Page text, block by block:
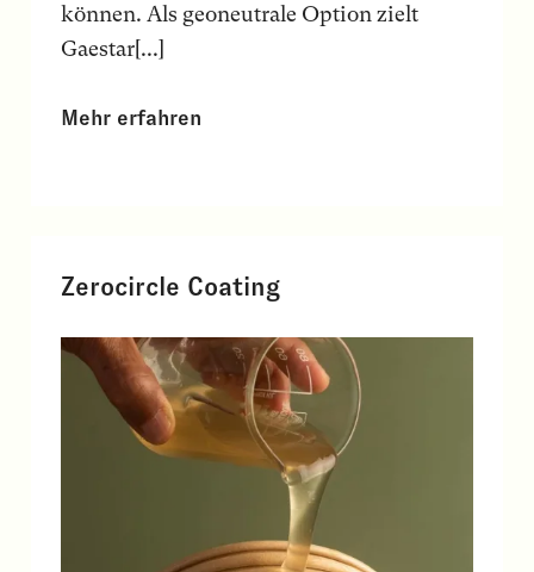
können. Als geoneutrale Option zielt
Gaestar[...]
Mehr erfahren
Zerocircle Coating